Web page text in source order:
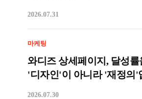
2026.07.31
마케팅
와디즈 상세페이지, 달성률
'디자인'이 아니라 '재정의'
2026.07.30